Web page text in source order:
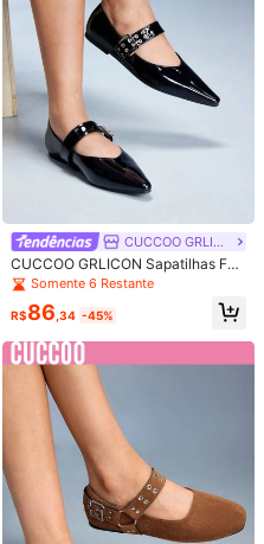
Todos os itens
R$147,90 R$143,95 R$
CUCCOO GRLICON
CUCCOO GRLICON Sapatilhas Fe
mininas Versáteis de Bico Fino
Somente 6 Restante
R$86 ,34 -45%